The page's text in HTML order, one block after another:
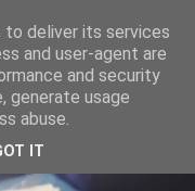
to deliver its services
and user-agent are
and security
generate usage
abuse.
IT